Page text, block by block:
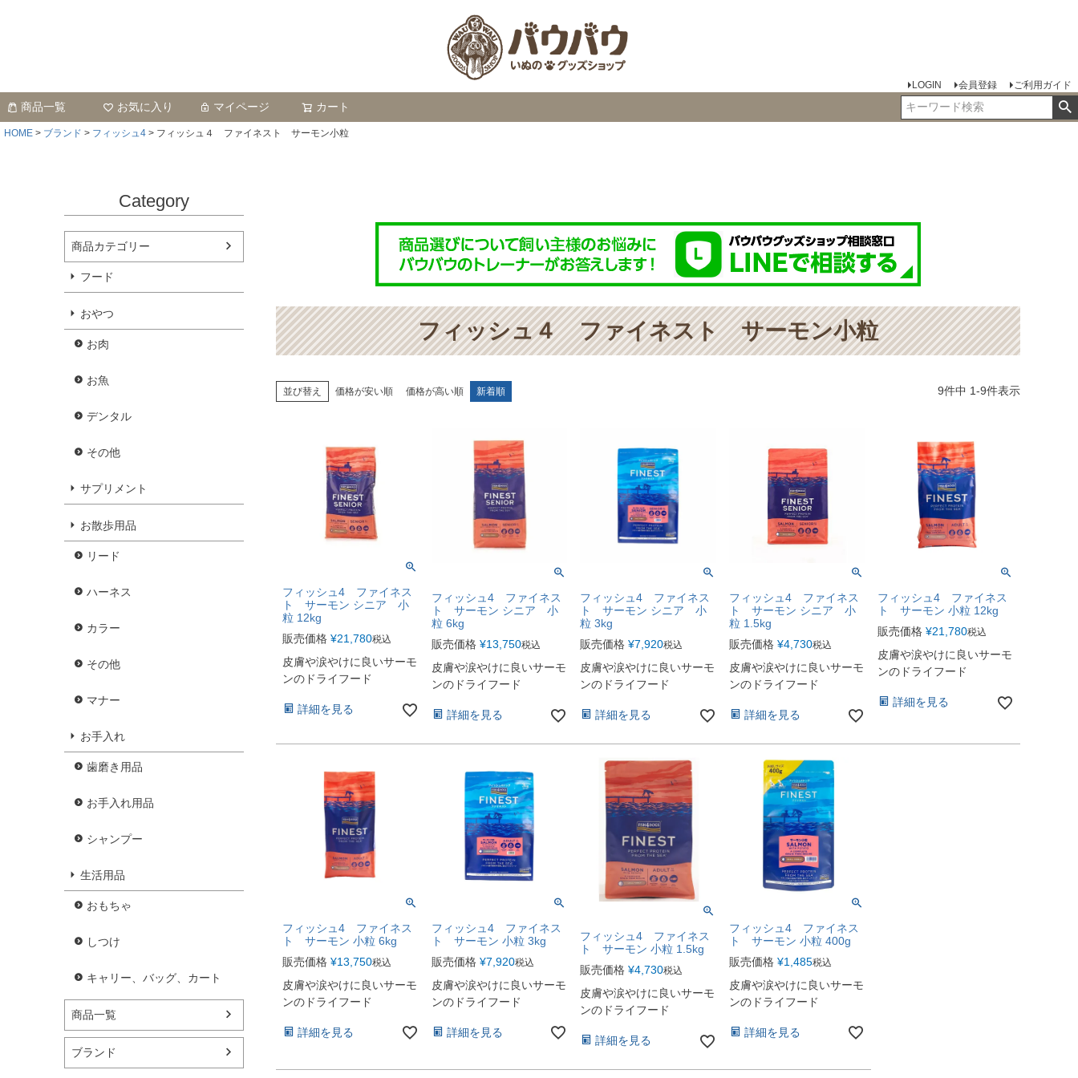
LOGIN 会員登録 ご利用ガイド
商品一覧 お気に入り マイページ カート
HOME ブランド フィッシュ4 フィッシュ４ ファイネスト サーモン小粒
Category
商品カテゴリー
フード
おやつ
お肉
お魚
デンタル
その他
サプリメント
お散歩用品
リード
ハーネス
カラー
その他
マナー
お手入れ
歯磨き用品
お手入れ用品
シャンプー
生活用品
おもちゃ
しつけ
キャリー、バッグ、カート
商品一覧
ブランド
フィッシュ４ ファイネスト サーモン小粒
並び替え 価格が安い順 価格が高い順 新着順 9件中 1-9件表示
フィッシュ4 ファイネス
ト サーモン シニア 小
粒 12kg
販売価格 ¥21,780税込
皮膚や涙やけに良いサーモ
ンのドライフード
詳細を見る
フィッシュ4 ファイネス
ト サーモン シニア 小
粒 6kg
販売価格 ¥13,750税込
皮膚や涙やけに良いサーモ
ンのドライフード
詳細を見る
フィッシュ4 ファイネス
ト サーモン シニア 小
粒 3kg
販売価格 ¥7,920税込
皮膚や涙やけに良いサーモ
ンのドライフード
詳細を見る
フィッシュ4 ファイネス
ト サーモン シニア 小
粒 1.5kg
販売価格 ¥4,730税込
皮膚や涙やけに良いサーモ
ンのドライフード
詳細を見る
フィッシュ4 ファイネス
ト サーモン 小粒 12kg
販売価格 ¥21,780税込
皮膚や涙やけに良いサーモ
ンのドライフード
詳細を見る
フィッシュ4 ファイネス
ト サーモン 小粒 6kg
販売価格 ¥13,750税込
皮膚や涙やけに良いサーモ
ンのドライフード
詳細を見る
フィッシュ4 ファイネス
ト サーモン 小粒 3kg
販売価格 ¥7,920税込
皮膚や涙やけに良いサーモ
ンのドライフード
詳細を見る
フィッシュ4 ファイネス
ト サーモン 小粒 1.5kg
販売価格 ¥4,730税込
皮膚や涙やけに良いサーモ
ンのドライフード
詳細を見る
フィッシュ4 ファイネス
ト サーモン 小粒 400g
販売価格 ¥1,485税込
皮膚や涙やけに良いサーモ
ンのドライフード
詳細を見る